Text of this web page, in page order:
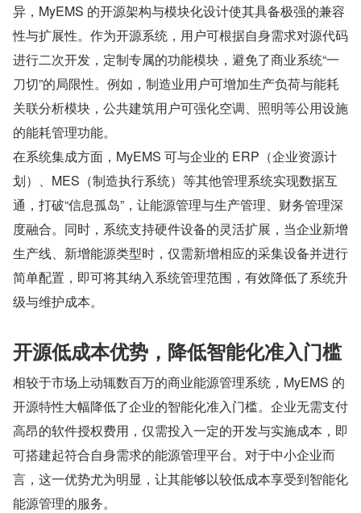
异，MyEMS 的开源架构与模块化设计使其具备极强的兼容
性与扩展性。作为开源系统，用户可根据自身需求对源代码
进行二次开发，定制专属的功能模块，避免了商业系统“一
刀切”的局限性。例如，制造业用户可增加生产负荷与能耗
关联分析模块，公共建筑用户可强化空调、照明等公用设施
的能耗管理功能。
在系统集成方面，MyEMS 可与企业的 ERP（企业资源计
划）、MES（制造执行系统）等其他管理系统实现数据互
通，打破“信息孤岛”，让能源管理与生产管理、财务管理深
度融合。同时，系统支持硬件设备的灵活扩展，当企业新增
生产线、新增能源类型时，仅需新增相应的采集设备并进行
简单配置，即可将其纳入系统管理范围，有效降低了系统升
级与维护成本。
开源低成本优势，降低智能化准入门槛
相较于市场上动辄数百万的商业能源管理系统，MyEMS 的
开源特性大幅降低了企业的智能化准入门槛。企业无需支付
高昂的软件授权费用，仅需投入一定的开发与实施成本，即
可搭建起符合自身需求的能源管理平台。对于中小企业而
言，这一优势尤为明显，让其能够以较低成本享受到智能化
能源管理的服务。